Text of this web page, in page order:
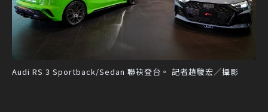
Audi RS 3 Sportback/Sedan 聯袂登台。 記者趙駿宏／攝影